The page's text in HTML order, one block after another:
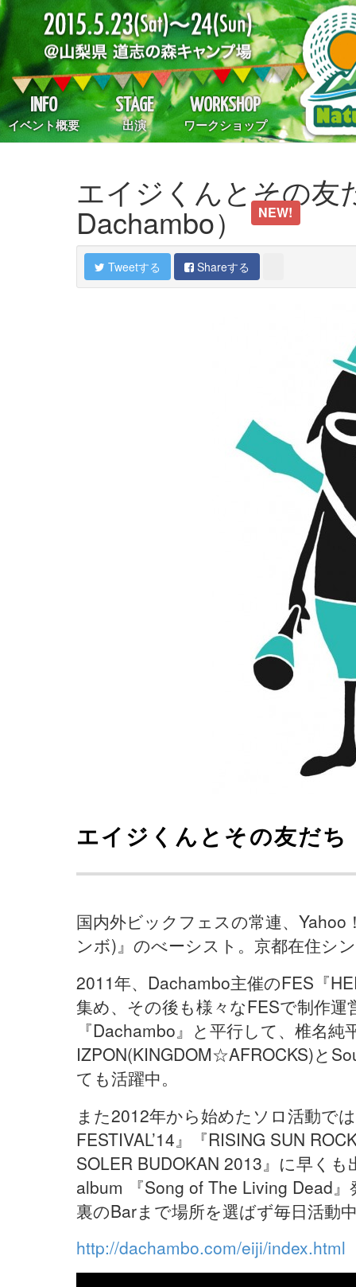
INFO
イベント概要
STAGE
出演
WORKSHOP
ワークショップ
エイジくんとその友
Dachambo） NEW!
Tweetする Shareする
エイジくんとその友だち （
国内外ビックフェスの常連、
ンボ)』のべーシスト。京都在住シ
2011年、Dachambo主催のFES『
集め、その後も様々なFESで制作
『Dachambo』と平行して、椎名
IZPON(KINGDOM☆AFROCKS)と
ても活躍中。
また2012年から始めたソロ活動で
FESTIVAL’14』『RISING SUN
SOLER BUDOKAN 2013』に早く
album 『Song of The Living Dead
裏のBarまで場所を選ばず毎日活動
http://dachambo.com/eiji/index.html